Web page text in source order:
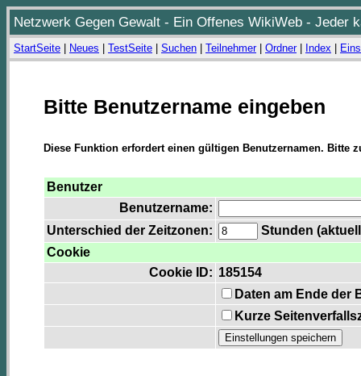
Netzwerk Gegen Gewalt - Ein Offenes WikiWeb - Jeder
StartSeite Neues TestSeite Suchen Teilnehmer| Ordner| Index
Bitte Benutzername eingeben
Diese Funktion erfordert einen gültigen Benutzernamen. Bitte
Benutzer
Benutzername:
Unterschied der Zeitzonen:
Stunden
Cookie
Cookie ID: 185154
Daten am Ende der
Kurze